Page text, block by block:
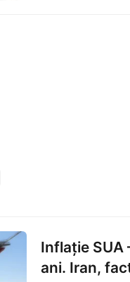
Inflație SUA
ani. Iran,